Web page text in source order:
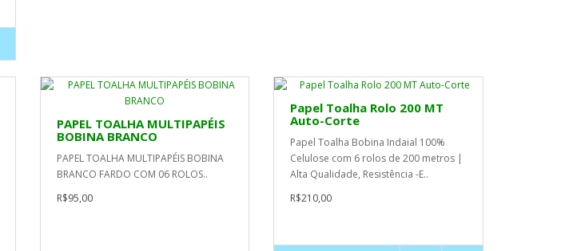
PAPEL TOALHA MULTIPAPÉIS
BOBINA BRANCO
PAPEL TOALHA MULTIPAPÉIS BOBINA
BRANCO FARDO COM 06 ROLOS..
R$95,00
Papel Toalha Rolo 200 MT
Auto-Corte
Papel Toalha Bobina Indaial 100%
Celulose com 6 rolos de 200 metros |
Alta Qualidade, Resistência -E..
R$210,00